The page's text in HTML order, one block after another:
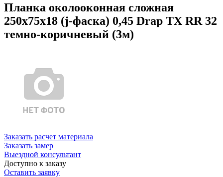
Планка околооконная сложная
250х75х18 (j-фаска) 0,45 Drap TX RR 32
темно-коричневый (3м)
Заказать расчет материала
Заказать замер
Выездной консультант
Доступно к заказу
Оставить заявку